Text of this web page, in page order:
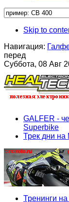
Skip to
Навигация:
перед
Суббота, 08 Авг
GALFER -
Superbike
Трек дни на
Тренинги